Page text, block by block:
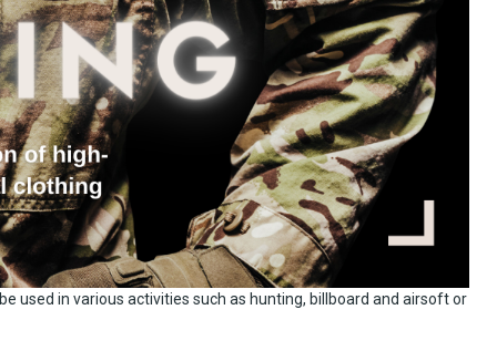
used in various activities such as hunting, billboard and airsoft or